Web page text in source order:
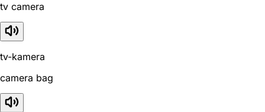
tv camera
tv-kamera
camera bag